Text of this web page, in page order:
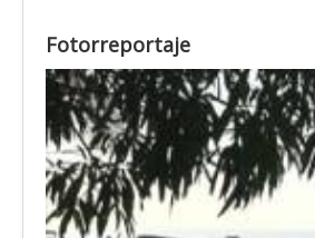
Fotorreportaje